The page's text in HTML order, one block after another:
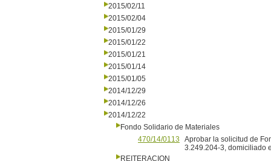
2015/02/11
2015/02/04
2015/01/29
2015/01/22
2015/01/21
2015/01/14
2015/01/05
2014/12/29
2014/12/26
2014/12/22
Fondo Solidario de Materiales
470/14/0113
Aprobar la solicitud de
3.249.204-3, domiciliado
REITERACION